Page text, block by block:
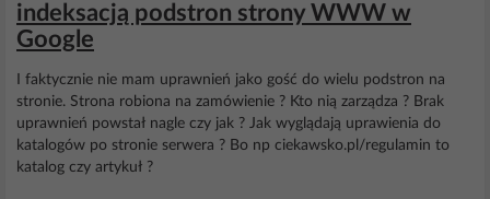
indeksacją podstron strony WWW w
Google
I faktycznie nie mam uprawnień jako gość do wielu podstron na
stronie. Strona robiona na zamówienie ? Kto nią zarządza ? Brak
uprawnień powstał nagle czy jak ? Jak wyglądają uprawienia do
katalogów po stronie serwera ? Bo np ciekawsko.pl/regulamin to
katalog czy artykuł ?